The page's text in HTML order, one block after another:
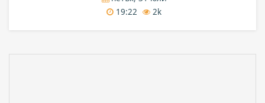
19:22
2k